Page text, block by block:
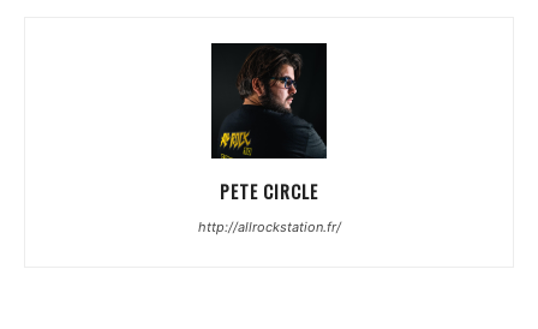
PETE CIRCLE
http://allrockstation.fr/